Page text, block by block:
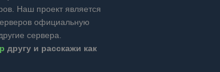
Наш проект является
официальную
сервера.
другу и расскажи как